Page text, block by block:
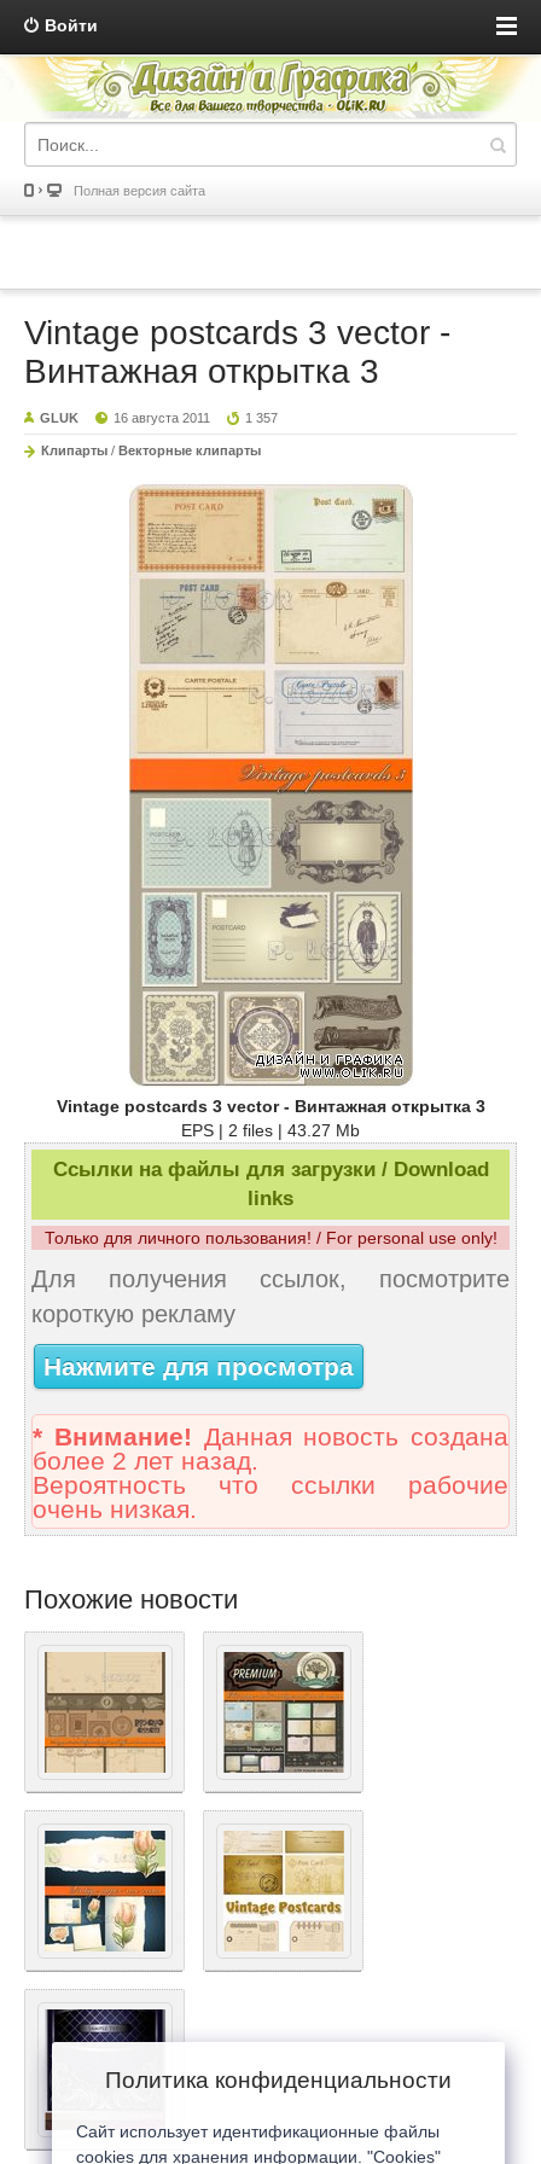
Войти
Полная версия сайта
Vintage postcards 3 vector -
Винтажная открытка 3
GLUK 16 августа 2011 1 357
Клипарты / Векторные клипарты
Vintage postcards 3 vector - Винтажная открытка 3
EPS | 2 files | 43.27 Mb
Ссылки на файлы для загрузки / Download
links
Только для личного пользования! / For personal use only!
Для получения ссылок, посмотрите
короткую рекламу
Нажмите для просмотра
* Внимание! Данная новость создана
более 2 лет назад.
Вероятность что ссылки рабочие
очень низкая.
Похожие новости
Политика конфиденциальности
Сайт использует идентификационные файлы
cookies для хранения информации. "Cookies"